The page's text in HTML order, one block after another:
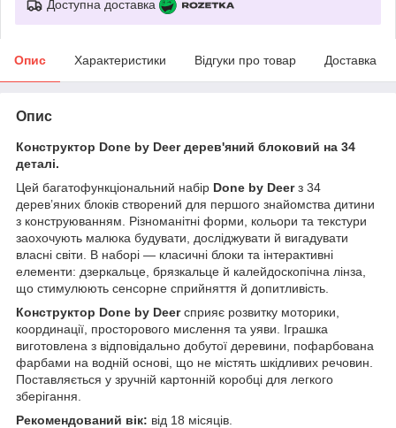
Доступна доставка
Опис Характеристики Відгуки про товар Доставка
Опис
Конструктор Done by Deer дерев'яний блоковий на 34
деталі.
Цей багатофункціональний набір Done by Deerз 34
дерев’яних блоків створений для першого знайомства дитини
з конструюванням. Різноманітні форми, кольори та текстури
заохочують малюка будувати, досліджувати й вигадувати
власні світи. В наборі — класичні блоки та інтерактивні
елементи: дзеркальце, брязкальце й калейдоскопічна лінза,
що стимулюють сенсорне сприйняття й допитливість.
Конструктор Done by Deerсприяє розвитку моторики,
координації, просторового мислення та уяви. Іграшка
виготовлена з відповідально добутої деревини, пофарбована
фарбами на водній основі, що не містять шкідливих речовин.
Поставляється у зручній картонній коробці для легкого
зберігання.
Рекомендований вік: від 18 місяців.